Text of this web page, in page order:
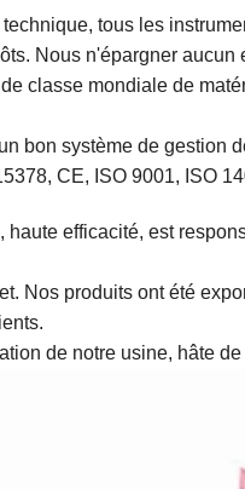
tous les
Nous n'épargner aucun
classe mondiale de
bon système de gestion
CE, ISO 9001, ISO
efficacité, est
Nos produits ont été
de notre usine, hâte